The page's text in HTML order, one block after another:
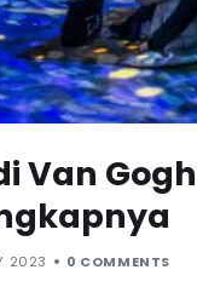
Van
2023 0 COMMENTS